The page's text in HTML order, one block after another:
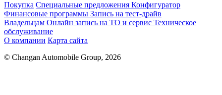
Покупка Специальные предложения Конфигуратор
Финансовые программы Запись на тест-драйв
Владельцам Онлайн запись на ТО и сервис Техническое
обслуживание
О компании Карта сайта
© Changan Automobile Group, 2026